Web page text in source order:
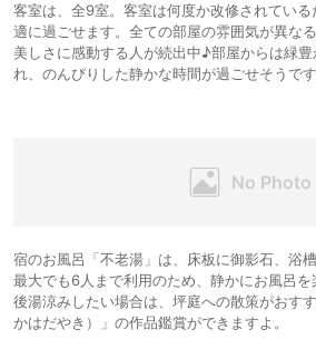
客室は、全9室。客室は何度か改修されてい
適に過ごせます。全ての部屋の雰囲気が異な
美しさに感動する人が続出中♪部屋からは緑
れ、のんびりした静かな時間が過ごせそうです
宿のお風呂「不老湯」は、床板に御影石、浴
最大でも6人まで利用のため、静かにお風呂
後湯涼みしたい場合は、坪庭への散策がおす
かはだやき）」の作品鑑賞ができますよ。